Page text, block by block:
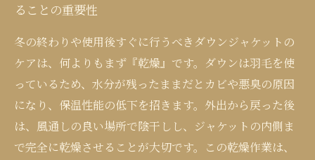
ダウンの長持ちの秘訣とシーズンごとの賢いお
ることの重要性
冬の終わりや使用後すぐに行うべきダウンジャケットの
ケアは、何よりもまず『乾燥』です。ダウンは羽毛を使
っているため、水分が残ったままだとカビや悪臭の原因
になり、保温性能の低下を招きます。外出から戻った後
は、風通しの良い場所で陰干しし、ジャケットの内側ま
で完全に乾燥させることが大切です。この乾燥作業は、